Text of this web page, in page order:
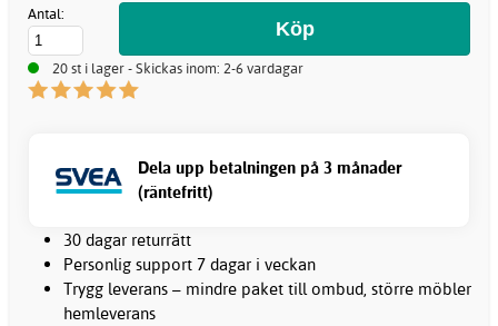
Antal:
20 st i lager - Skickas inom: 2-6 vardagar
Dela upp betalningen på 3 månader
(räntefritt)
30 dagar returrätt
Personlig support 7 dagar i veckan
Trygg leverans – mindre paket till ombud, större möbler
hemleverans